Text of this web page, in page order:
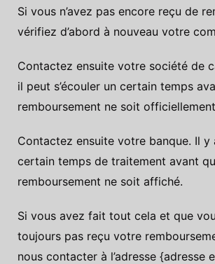
Si vous n’avez pas encore reçu de
vérifiez d’abord à nouveau votre
Contactez ensuite votre société de
il peut s’écouler un certain temps
remboursement ne soit
Contactez ensuite votre banque. Il y
certain temps de traitement avant
remboursement ne soit affiché.
Si vous avez fait tout cela et que
toujours pas reçu votre
nous contacter à l’adresse {adresse